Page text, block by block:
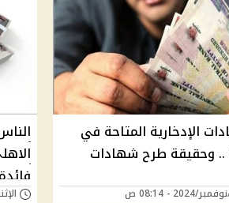
الإدخارية المتاحة في
.. وحقيقة طرح شهادات
الإثنين 25/